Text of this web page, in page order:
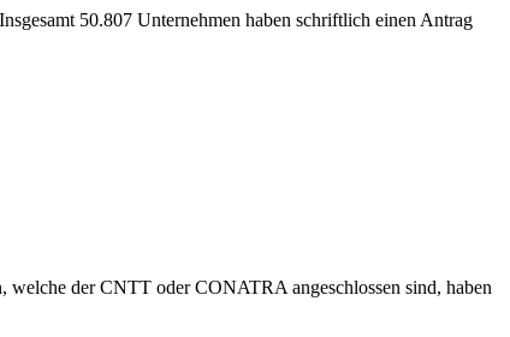
50.807 Unternehmen haben schriftlich einen Antrag
welche der CNTT oder CONATRA angeschlossen sind, haben